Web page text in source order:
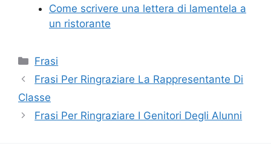
Come scrivere una lettera di lamentela a
un ristorante
Categorie
Frasi
Frasi Per Ringraziare La Rappresentante Di
Classe
Frasi Per Ringraziare I Genitori Degli Alunni